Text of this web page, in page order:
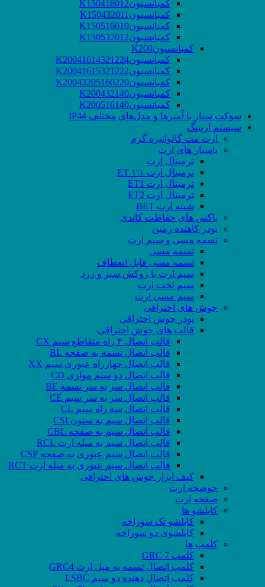
کمبانسیونK150416012
کمبانسیونK150432011
کمبانسیونK150516010
کمبانسیونK150532012
کمبانسیونK200
کمبانسیونK20041614321224
کمبانسیونK20041615321222
کمبانسیونK20043205160220
کمبانسیونK200432140
کمبانسیونK200516140
سوکت‌ سیار با آمپرها و مدل‌های مختلف IP44
سیستم ارتینگ
ارت مت گالوانیزه گرم
باسبار های ارت
ترمینال ارت
ترمینال ارت ۱\۱ ET
ترمینال ارت ET1
ترمینال ارت ET2
شینه ارت BET
باکس های حفاظت کاتدی
پودر کاهنده زمین
تسمه مسی و سیم ارت
تسمه مسی
تسمه مسی قابل انعطاف
سیم ارت با روکش سبز و زرد
سیم لخت ارت
سیم مسی ارت
جوش های احتراقی
پودر جوش احتراقی
قالب های جوش احتراقی
قالب اتصال ۴ راه متقاطع سیم CX
قالب اتصال تسمه به صفحه BL
قالب اتصال چهارراه عبوری سیم XX
قالب اتصال دو سیم موازی CD
قالب اتصال سر به سر تسمه BE
قالب اتصال سر به سر سیم CE
قالب اتصال سه راه سیم CL
قالب اتصال سیم به ستون CSI
قالب اتصال سیم به صفحه CBL
قالب اتصال سیم به میله ارت RCL
قالب اتصال سیم عبوری به صفحه CSP
قالب اتصال سیم عبوری به میله ارت RCT
کیف ابزار جوش های احتراقی
حوضچه ارت
صفحه ارت
کابلشو ها
کابلشو تک سوراخه
کابلشوی دو سوراخه
کلمپ ها
کلمپ GRC 7
کلمپ اتصال تسمه به میل ارت GRC4
کلمپ اتصال دهنده دو سیم LSBC